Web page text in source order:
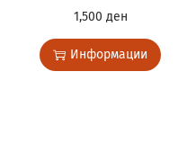
1,500 ден
Информации